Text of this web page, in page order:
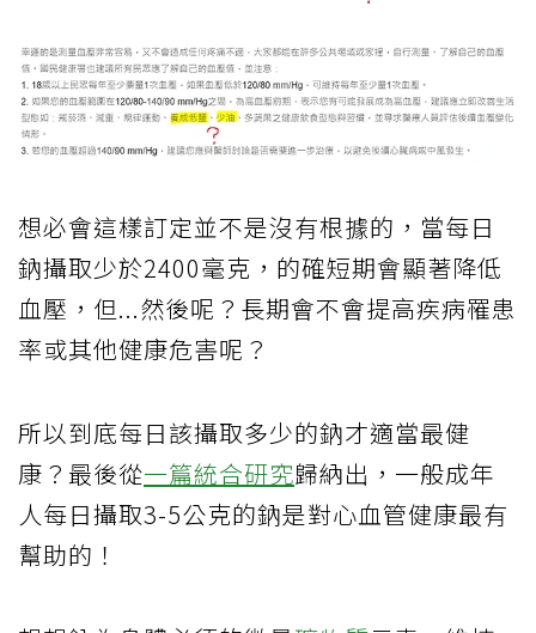
想必會這樣訂定並不是沒有根據的，當每日
鈉攝取少於2400毫克，的確短期會顯著降低
血壓，但...然後呢？長期會不會提高疾病罹患
率或其他健康危害呢？
所以到底每日該攝取多少的鈉才適當最健
康？最後從一篇統合研究歸納出，一般成年
人每日攝取3-5公克的鈉是對心血管健康最有
幫助的！